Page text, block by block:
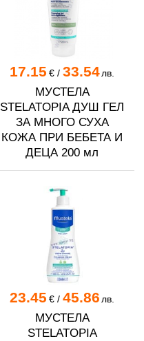
17.15 €/ 33.54лв.
МУСТЕЛА
STELATOPIA ДУШ ГЕЛ
ЗА МНОГО СУХА
КОЖА ПРИ БЕБЕТА И
ДЕЦА 200 мл
23.45 €/ 45.86 лв.
МУСТЕЛА
STELATOPIA